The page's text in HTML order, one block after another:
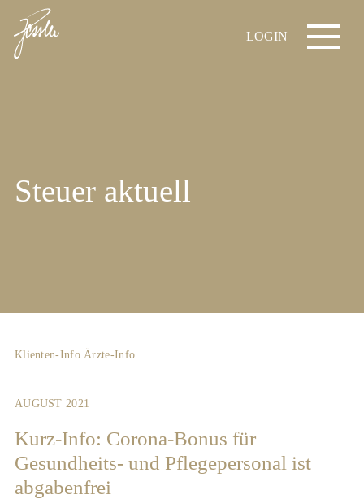
LOGIN
Steuer aktuell
Klienten-Info Ärzte-Info
AUGUST 2021
Kurz-Info: Corona-Bonus für
Gesundheits- und Pflegepersonal ist
abgabenfrei